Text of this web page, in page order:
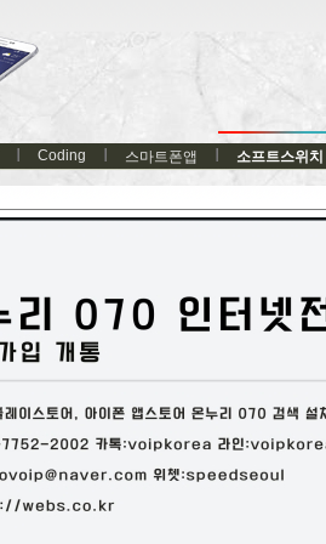
Coding 스마트폰앱 소프트스위치